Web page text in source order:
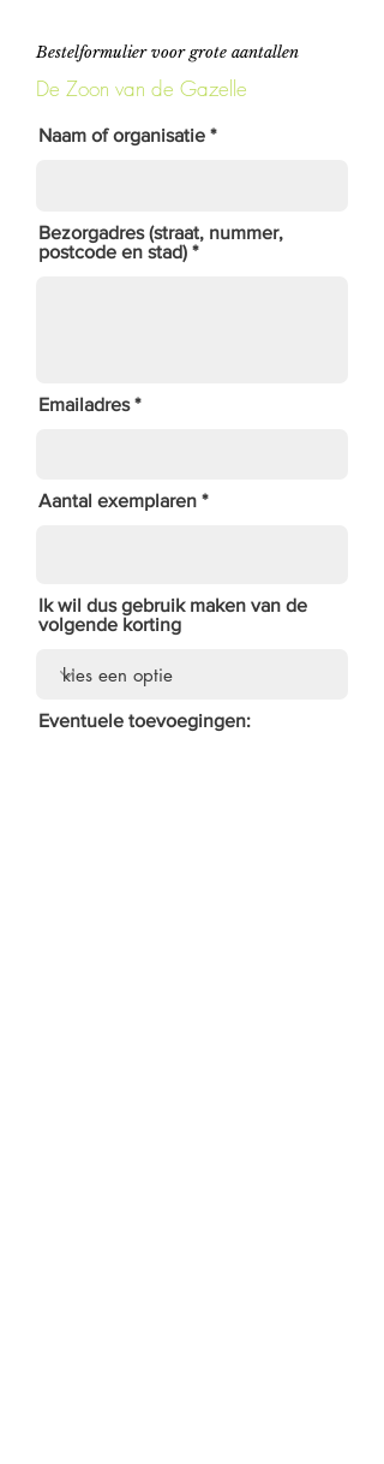
Bestelformulier voor grote aantallen
De Zoon van de Gazelle
Naam of organisatie
Bezorgadres (straat, nummer,
postcode en stad)
Emailadres
Aantal exemplaren
Ik wil dus gebruik maken van de
volgende korting
Eventuele toevoegingen: